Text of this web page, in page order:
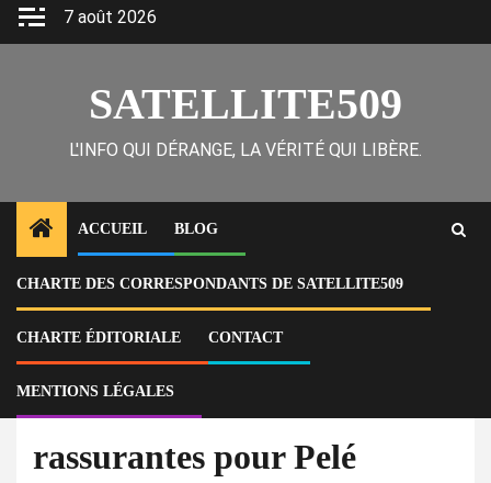
Skip
7 août 2026
SATELLITE509
L'INFO QUI DÉRANGE, LA VÉRITÉ QUI LIBÈRE.
ACCUEIL BLOG
CHARTE DES CORRESPONDANTS DE SATELLITE509
CHARTE ÉDITORIALE CONTACT
MENTIONS LÉGALES
Home Sports Brésil : des nouvelles rassurantes pour Pelé
Brésil : des nouvelles
rassurantes pour Pelé